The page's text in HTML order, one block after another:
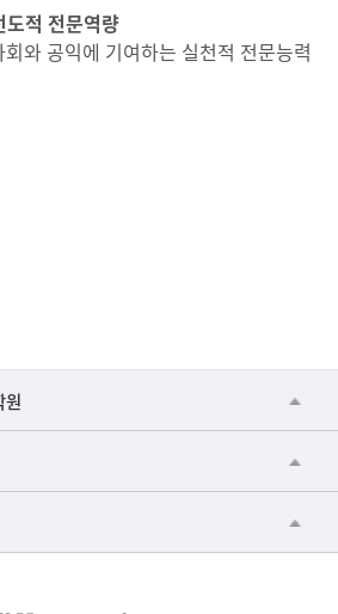
적 전문역량
와 공익에 기여하는 실천적 전문능력
원